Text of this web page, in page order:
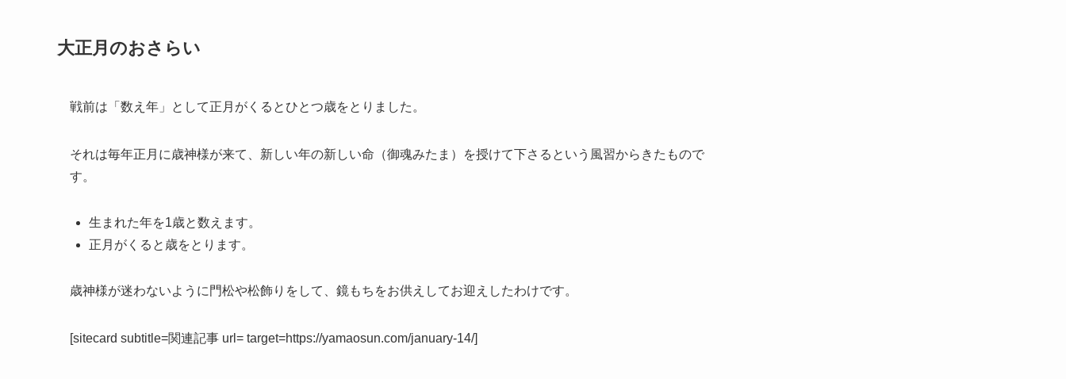
大正月のおさらい
戦前は「数え年」として正月がくるとひとつ歳をとりました。
それは毎年正月に歳神様が来て、新しい年の新しい命（御魂みたま）を授けて下さるという風習からきたもので
す。
生まれた年を1歳と数えます。
正月がくると歳をとります。
歳神様が迷わないように門松や松飾りをして、鏡もちをお供えしてお迎えしたわけです。
[sitecard subtitle=関連記事 url= target=https://yamaosun.com/january-14/]